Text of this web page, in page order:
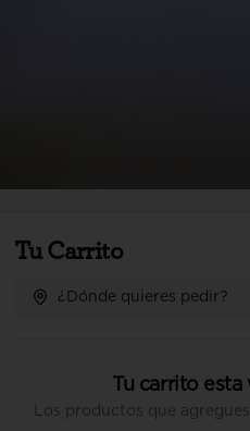
Tu Carrito
¿Dónde quieres pedir?
Tu carrito esta
Los productos que